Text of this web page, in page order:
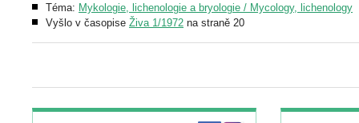
Téma: Mykologie, lichenologie a bryologie / Mycology, lichenology
Vyšlo v časopise Živa 1/1972 na straně 20